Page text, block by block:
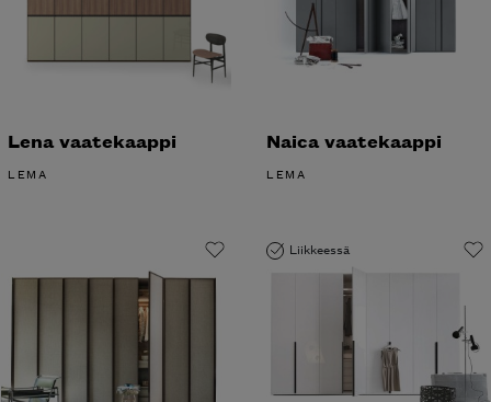
Lena vaatekaappi
LEMA
Naica vaatekaappi
LEMA
Liikkeessä